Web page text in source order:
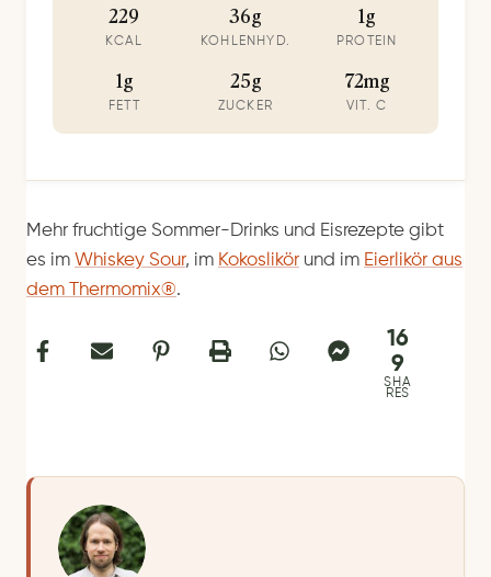
229
KCAL
36g
KOHLENHYD.
1g
PROTEIN
1g
FETT
25g
ZUCKER
72mg
VIT. C
Mehr fruchtige Sommer-Drinks und Eisrezepte gibt
es im Whiskey Sour, im Kokoslikör und im Eierlikör aus
dem Thermomix®.
16
9
SHA
RES